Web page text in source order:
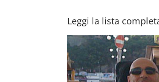
Leggi la lista